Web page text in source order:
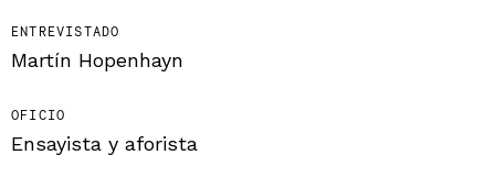
ENTREVISTADO
Martín Hopenhayn
OFICIO
Ensayista y aforista